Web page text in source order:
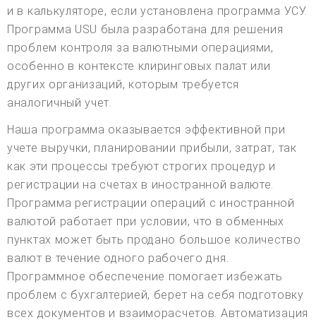
и в калькуляторе, если установлена программа УСУ.
Программа USU была разработана для решения
проблем контроля за валютными операциями,
особенно в контексте клиринговых палат или
других организаций, которым требуется
аналогичный учет.
Наша программа оказывается эффективной при
учете выручки, планировании прибыли, затрат, так
как эти процессы требуют строгих процедур и
регистрации на счетах в иностранной валюте.
Программа регистрации операций с иностранной
валютой работает при условии, что в обменных
пунктах может быть продано большое количество
валют в течение одного рабочего дня.
Программное обеспечение помогает избежать
проблем с бухгалтерией, берет на себя подготовку
всех документов и взаиморасчетов. Автоматизация